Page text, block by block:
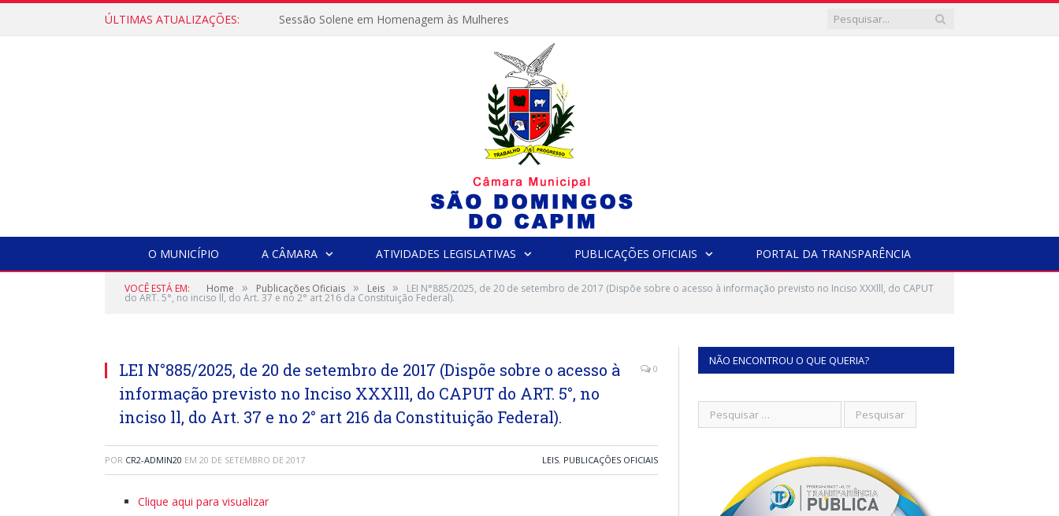
ÚLTIMAS ATUALIZAÇÕES: Sessão Solene em Homenagem às Mulheres
O MUNICÍPIO A CÂMARA ATIVIDADES LEGISLATIVAS PUBLICAÇÕES OFICIAIS PORTAL DA TRANSPARÊNCIA
VOCÊ ESTÁ EM: Home » Publicações Oficiais » Leis » LEI N°885/2025, de 20 de setembro de 2017 (Dispõe sobre o acesso à informação previsto no Inciso XXXlll, do CAPUT
do ART. 5°, no inciso ll, do Art. 37 e no 2° art 216 da Constituição Federal).
LEI N°885/2025, de 20 de setembro de 2017 (Dispõe sobre o acesso à
informação previsto no Inciso XXXlll, do CAPUT do ART. 5°, no
inciso ll, do Art. 37 e no 2° art 216 da Constituição Federal).
0
POR CR2-ADMIN20 EM 20 DE SETEMBRO DE 2017 LEIS, PUBLICAÇÕES OFICIAIS
Clique aqui para visualizar
NÃO ENCONTROU O QUE QUERIA?